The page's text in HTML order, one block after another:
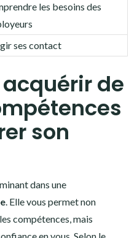
les besoins des
ses contact
de
son
dans une
. Elle vous permet non
compétences, mais